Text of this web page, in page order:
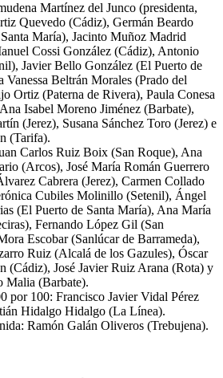
Martínez del Junco (presidenta,
Quevedo (Cádiz), Germán Beardo
María), Jacinto Muñoz Madrid
Cossi González (Cádiz), Antonio
Javier Bello González (El Puerto de
Vanessa Beltrán Morales (Prado del
Ortiz (Paterna de Rivera), Paula Conesa
Isabel Moreno Jiménez (Barbate),
(Jerez), Susana Sánchez Toro (Jerez) e
(Tarifa).
Carlos Ruiz Boix (San Roque), Ana
(Arcos), José María Román Guerrero
Cabrera (Jerez), Carmen Collado
Cubiles Molinillo (Setenil), Ángel
(El Puerto de Santa María), Ana María
Fernando López Gil (San
Escobar (Sanlúcar de Barrameda),
Ruiz (Alcalá de los Gazules), Óscar
(Cádiz), José Javier Ruiz Arana (Rota) y
Malia (Barbate).
por 100: Francisco Javier Vidal Pérez
Hidalgo Hidalgo (La Línea).
Ramón Galán Oliveros (Trebujena).